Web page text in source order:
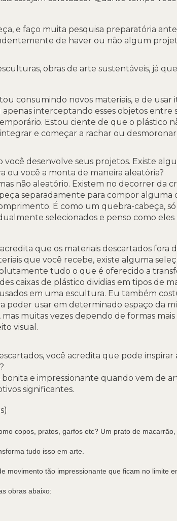
e faço muita pesquisa preparatória
de haver ou não algum
obras de arte sustentáveis, já
consumindo novos materiais, e de
interceptando esses objetos
Estou ciente de que o plástico
e começar a rachar ou desmoronar.
você desenvolve seus projetos. Existe
ou você a monta de maneira aleatória?
não aleatório. Existem no decorrer da
separadamente para compor
É como um quebra-cabeça,
selecionados e penso como
que os materiais descartados fora
que você recebe, existe alguma
tudo o que é oferecido a
caixas de plástico dividias em tipos de
em uma escultura. Eu também
poder usar em determinado espaço da
mas muitas vezes dependo de formas
visual.
você acredita que pode inspirar
e impressionante quando vem de
significantes.
copos, pratos, garfos etc? Um prato de macarrão,
tudo isso em arte.
movimento tão impressionante que ficam no limite
obras abaixo: